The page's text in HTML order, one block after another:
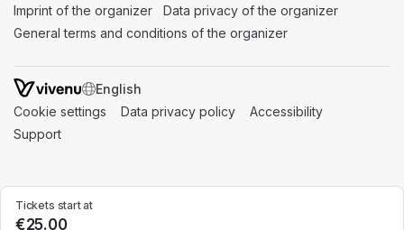
Tickets start at
€25.00
Imprint of the organizer (opens in a new tab)
Data privacy of the organizer
General terms and conditions of the organizer
SWITCH LANGUAGE
Cookie settings (opens in a new tab)
Data privacy policy (opens in a new tab)
Accessibility
Support